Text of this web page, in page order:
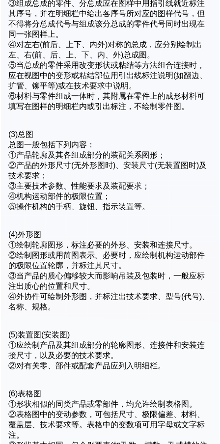
③组成总成的零件、分总成应在图样中用指引线就近标注
其序号，并在明细栏中给出各序号所对应的图样代号，但
不得将分总成代号与组成该分总成的零件代号同时出现在
同一张图样上。
④对左右(前后、上下、内外)对称的总成，应分别绘制出
左、右(前、后、上、下、内、外)总成图。
⑤当总成的零件采用改变形状或粘结等方法组合连接时，
应在视图中的变形或粘结部位用引出线标注说明(如翻边、
扩管、铆平等)或在技术要求中说明。
⑥材料与零件组成一体时，其附属在零件上的成形材料可
填写在图样的明细栏内或引出标注，不绘制零件图。
(3)总图
总图一般包括下列内容：
①产品轮廓及其各组成部分的装配关系图形；
②产品的外形尺寸(无外形图时)、安装尺寸(无装置图时)及
技术要求；
③主要技术参数、性能要求及装配要求；
④机构运动部件的极限位置；
⑤操作机构的手柄、旋钮、指示装置等。
(4)外形图
①绘制轮廓图形，标注必要的外形、安装和连接尺寸。
②绘制图形或用简图表示。必要时，应绘制机构运动部件
的极限位置轮廓，并标注其尺寸。
③当产品的质心偏移较大而影响吊装及包装时，一般应标
注出质心的位置和尺寸。
④外协件可绘制外形图，并标注出技术要求、型号(代号)、
名称、规格。
(5)装置图(安装图)
①应绘制产品及其组成部分的轮廓图形、连接件和安装连
接尺寸，以及必要的技术要求。
②对有关零、部件或配套产品应列入明细栏。
(6)表格图
①形状相似的同类产品或零部件，均允许绘制表格图。
②表格图中的变动参数，可包括尺寸、极限偏差、材料、
覆盖层、技术要求等。表格中的变数项可用字母或文字标
注。